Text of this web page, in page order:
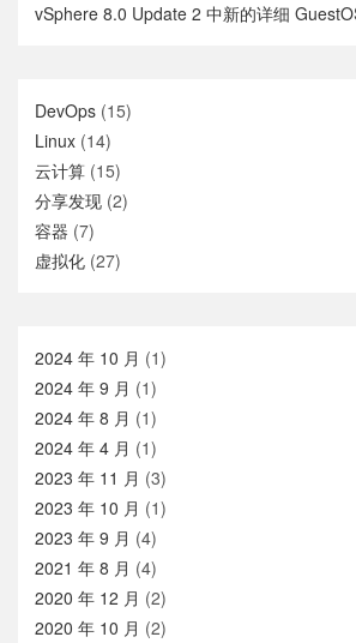
vSphere 8.0 Update 2 中新的详细
DevOps (15)
Linux (14)
云计算 (15)
分享发现 (2)
容器 (7)
虚拟化 (27)
2024 年 10 月 (1)
2024 年 9 月 (1)
2024 年 8 月 (1)
2024 年 4 月 (1)
2023 年 11 月 (3)
2023 年 10 月 (1)
2023 年 9 月 (4)
2021 年 8 月 (4)
2020 年 12 月 (2)
2020 年 10 月 (2)